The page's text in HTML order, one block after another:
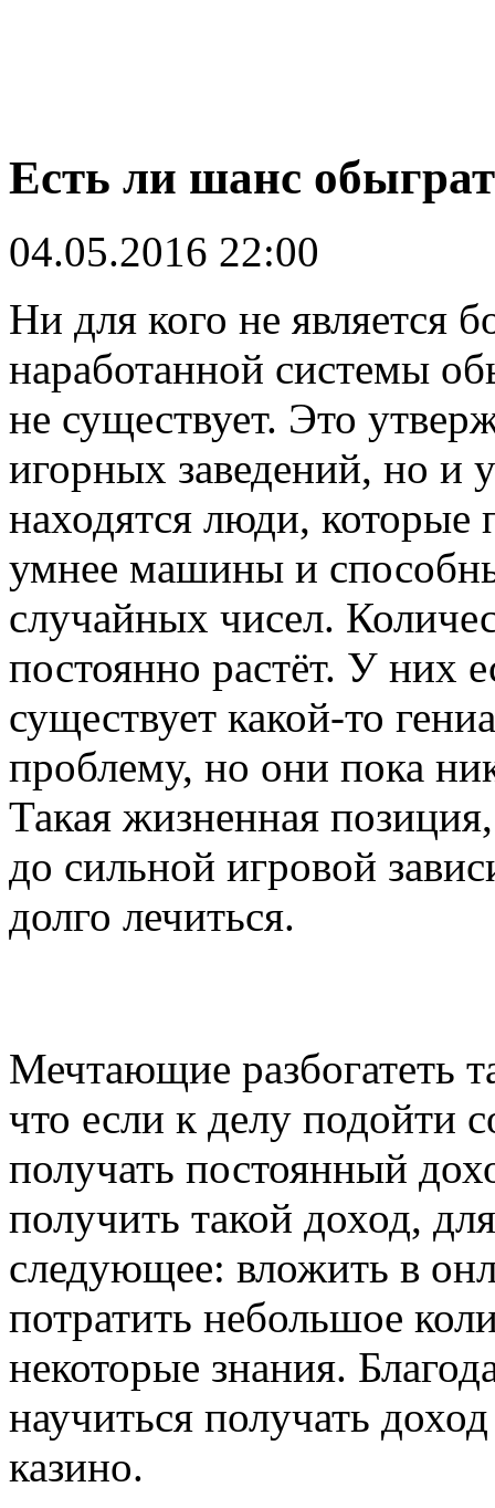
Есть ли шанс
04.05.2016 22:00
Ни для кого не является
наработанной системы
не существует. Это
игорных заведений, но и
находятся люди, которые
умнее машины и
случайных чисел.
постоянно растёт. У них
существует какой-то
проблему, но они пока
Такая жизненная
до сильной игровой
долго лечиться.
Мечтающие разбогатеть
что если к делу подойти
получать постоянный
получить такой доход,
следующее: вложить в
потратить небольшое
некоторые знания.
научиться получать
казино.